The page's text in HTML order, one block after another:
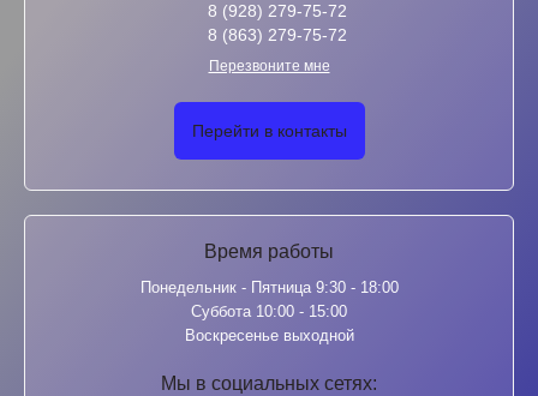
8 (928) 279-75-72
8 (863) 279-75-72
Перезвоните мне
Перейти в контакты
Время работы
Понедельник - Пятница 9:30 - 18:00
Суббота 10:00 - 15:00
Воскресенье выходной
Мы в социальных сетях: